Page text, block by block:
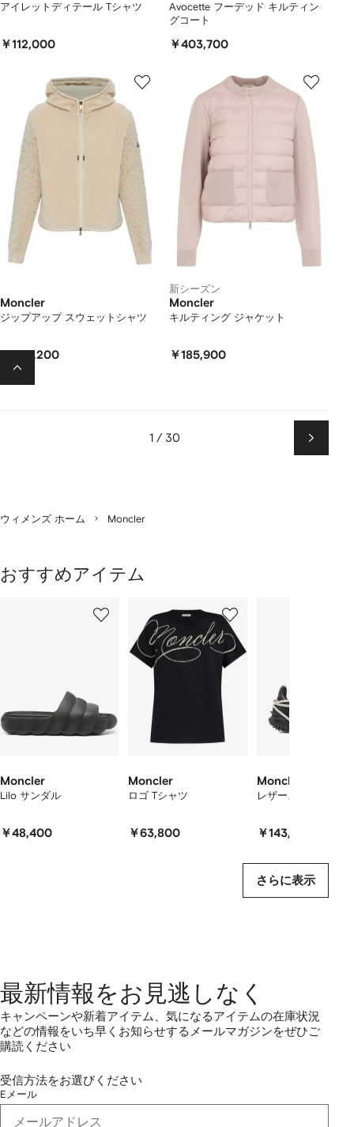
アイレットディテール Tシャツ
￥112,000
Avocette フーデッド キルティン
グコート
￥403,700
Moncler
ジップアップ スウェットシャツ
￥222,200
新シーズン
Moncler
キルティング ジャケット
￥185,900
1 / 30
次
ペ
ウィメンズ ホーム Moncler
おすすめアイテム
Moncler
Lilo サンダル
￥48,400
Moncler
ロゴ Tシャツ
￥63,800
Moncler
レザースニーカー
￥143,100
さらに表示
最新情報をお見逃しなく
キャンペーンや新着アイテム、気になるアイテムの在庫状況
などの情報をいち早くお知らせするメールマガジンをぜひご
購読ください
受信方法をお選びください
Eメール